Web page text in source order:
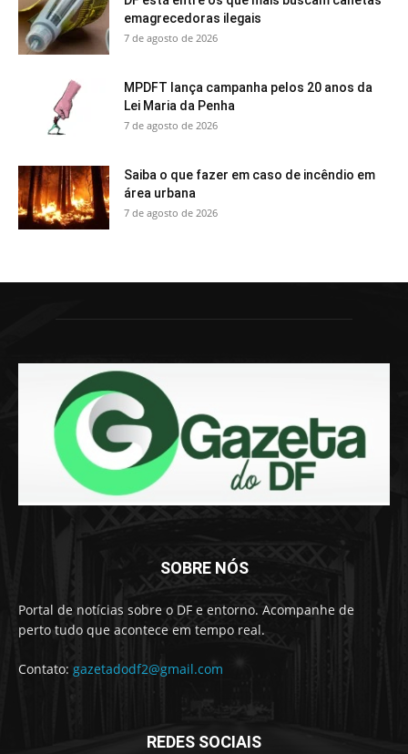
emagrecedoras ilegais
7 de agosto de 2026
MPDFT lança campanha pelos 20 anos da
Lei Maria da Penha
7 de agosto de 2026
Saiba o que fazer em caso de incêndio em
área urbana
7 de agosto de 2026
SOBRE NÓS
Portal de notícias sobre o DF e entorno. Acompanhe de
perto tudo que acontece em tempo real.
Contato: gazetadodf2@gmail.com
REDES SOCIAIS